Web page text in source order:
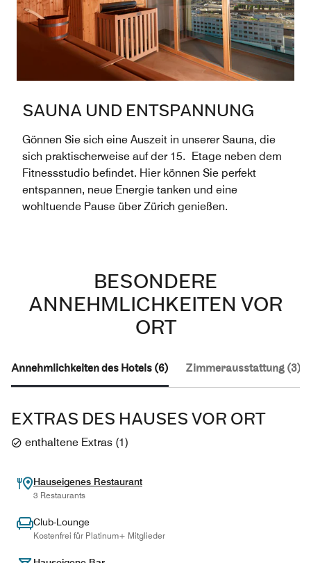
SAUNA UND ENTSPANNUNG
Gönnen Sie sich eine Auszeit in unserer Sauna, die
sich praktischerweise auf der 15. Etage neben dem
Fitnessstudio befindet. Hier können Sie perfekt
entspannen, neue Energie tanken und eine
wohltuende Pause über Zürich genießen.
BESONDERE
ANNEHMLICHKEITEN VOR
ORT
Annehmlichkeiten des Hotels (6) Zimmerausstattung (3)
EXTRAS DES HAUSES VOR ORT
enthaltene Extras (1)
Hauseigenes Restaurant
3 Restaurants
Club-Lounge
Kostenfrei für Platinum+ Mitglieder